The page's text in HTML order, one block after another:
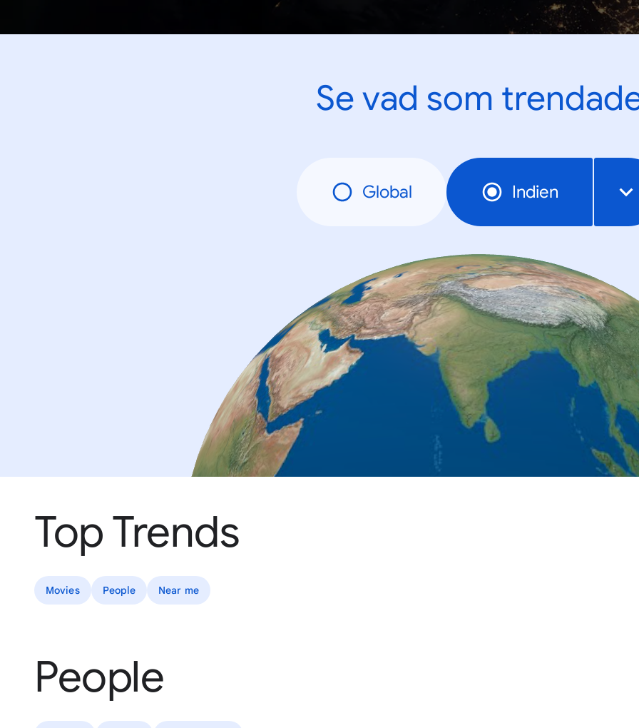
Se vad som
Global Indien
Top Trends
Movies People Near me
People